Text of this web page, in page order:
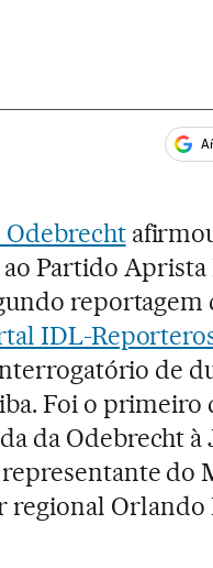
ao Partido
IDL-
de
Foi o primeiro
da Odebrecht à
do
regional